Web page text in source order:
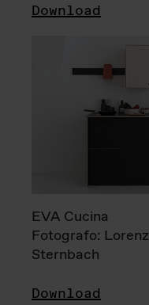
Download
EVA Cucina
Fotografo: Lorenz
Sternbach
Download